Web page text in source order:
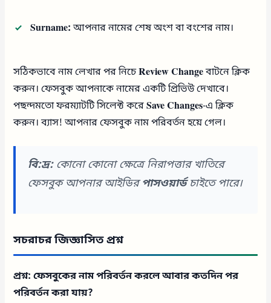
Surname:আপনার নামের শেষ অংশ বা বংশের নাম।
সঠিকভাবে নাম লেখার পর নিচেReview Changeবাটনে ক্লিক
করুন। ফেসবুক আপনাকে নামের একটি প্রিভিউ দেখাবে।
পছন্দমতো ফরম্যাটটি সিলেক্ট করেSave Changes-এ ক্লিক
করুন। ব্যাস! আপনার ফেসবুক নাম পরিবর্তন হয়ে গেল।
বি:দ্র:কোনো কোনো ক্ষেত্রে নিরাপত্তার খাতিরে
ফেসবুক আপনার আইডিরপাসওয়ার্ডচাইতে পারে।
সচরাচর জিজ্ঞাসিত প্রশ্ন
প্রশ্ন: ফেসবুকের নাম পরিবর্তন করলে আবার কতদিন পর
পরিবর্তন করা যায়?